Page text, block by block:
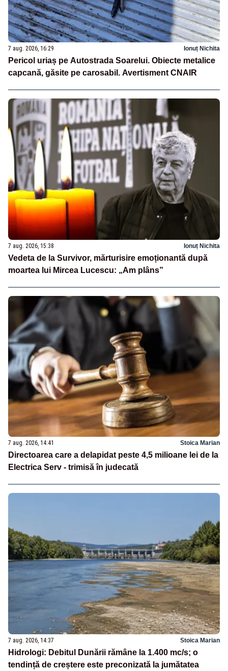
7 aug. 2026, 16:29 Ionuț Nichita
Pericol uriaș pe Autostrada Soarelui. Obiecte metalice
capcană, găsite pe carosabil. Avertisment CNAIR
7 aug. 2026, 15:38 Ionuț Nichita
Vedeta de la Survivor, mărturisire emoționantă după
moartea lui Mircea Lucescu: „Am plâns”
7 aug. 2026, 14:41 Stoica Marian
Directoarea care a delapidat peste 4,5 milioane lei de la
Electrica Serv - trimisă în judecată
7 aug. 2026, 14:37 Stoica Marian
Hidrologi: Debitul Dunării rămâne la 1.400 mc/s; o
tendință de creștere este preconizată la jumătatea